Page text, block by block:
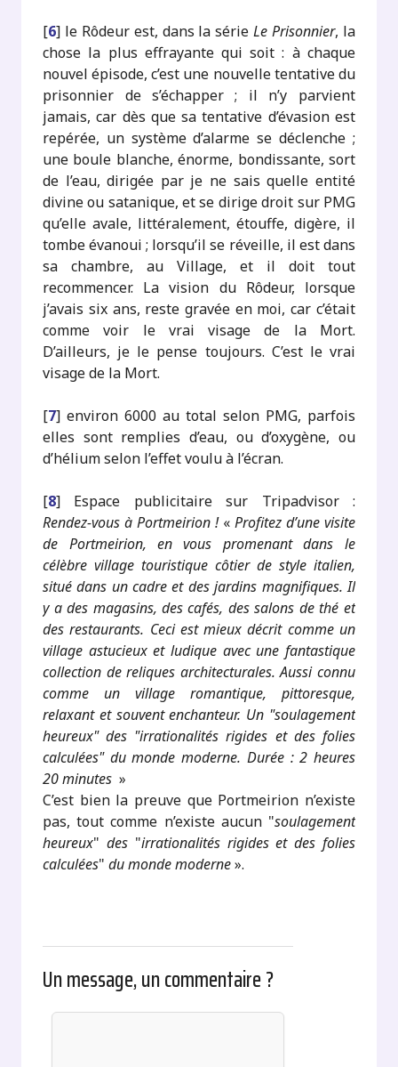
[6] le Rôdeur est, dans la sérieLe Prisonnier, la
chose la plus effrayante qui soit : à chaque
nouvel épisode, c’est une nouvelle tentative du
prisonnier de s’échapper ; il n’y parvient
jamais, car dès que sa tentative d’évasion est
repérée, un système d’alarme se déclenche ;
une boule blanche, énorme, bondissante, sort
de l’eau, dirigée par je ne sais quelle entité
divine ou satanique, et se dirige droit sur PMG
qu’elle avale, littéralement, étouffe, digère, il
tombe évanoui ; lorsqu’il se réveille, il est dans
sa chambre, au Village, et il doit tout
recommencer. La vision du Rôdeur, lorsque
j’avais six ans, reste gravée en moi, car c’était
comme voir le vrai visage de la Mort.
D’ailleurs, je le pense toujours. C’est le vrai
visage de la Mort.
[7]environ 6000 au total selon PMG, parfois
elles sont remplies d’eau, ou d’oxygène, ou
d’hélium selon l’effet voulu à l’écran.
[8] Espace publicitaire sur Tripadvisor :
Rendez-vous à Portmeirion ! « Profitez d’une visite
de Portmeirion, en vous promenant dans le
célèbre village touristique côtier de style italien,
situé dans un cadre et des jardins magnifiques. Il
y a des magasins, des cafés, des salons de thé et
des restaurants. Ceci est mieux décrit comme un
village astucieux et ludique avec une fantastique
collection de reliques architecturales. Aussi connu
comme un village romantique, pittoresque,
relaxant et souvent enchanteur. Un "soulagement
heureux" des "irrationalités rigides et des folies
calculées" du monde moderne. Durée : 2 heures
20 minutes »
C’est bien la preuve que Portmeirion n’existe
pas, tout comme n’existe aucun "soulagement
heureux" des"irrationalités rigides et des folies
calculées"du monde moderne».
Un message, un commentaire ?